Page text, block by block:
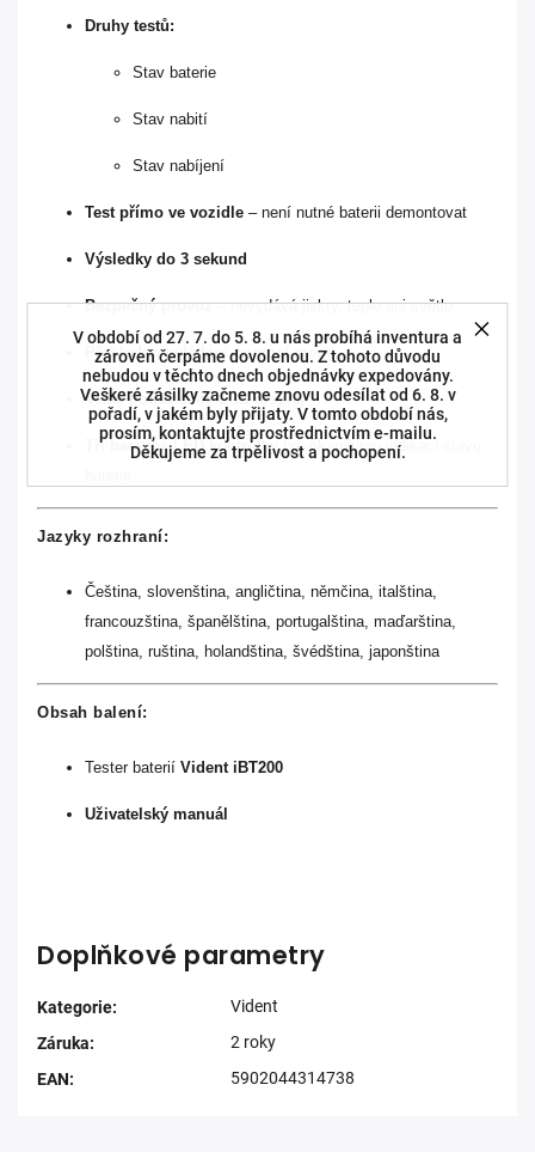
V období od 27. 7. do 5. 8. u nás probíhá inventura a
zároveň čerpáme dovolenou. Z tohoto důvodu
nebudou v těchto dnech objednávky expedovány.
Veškeré zásilky začneme znovu odesílat od 6. 8. v
pořadí, v jakém byly přijaty. V tomto období nás,
prosím, kontaktujte prostřednictvím e-mailu.
Děkujeme za trpělivost a pochopení.
Druhy testů:
Stav baterie
Stav nabití
Stav nabíjení
Test přímo ve vozidle – není nutné baterii demontovat
Výsledky do 3 sekund
Bezpečný provoz– nevydává jiskry, teplo ani světlo
Přehledné ovládání pomocí menu
Velký podsvícený LCD displej
Tři barevné LED kontrolkypro okamžitou indikaci stavu
Jazyky rozhraní:
Čeština, slovenština, angličtina, němčina, italština,
francouzština, španělština, portugalština, maďarština,
polština, ruština, holandština, švédština, japonština
Obsah balení:
Tester baterií Vident iBT200
Uživatelský manuál
Doplňkové parametry
Kategorie:
Vident
Záruka:
2 roky
EAN: 5902044314738